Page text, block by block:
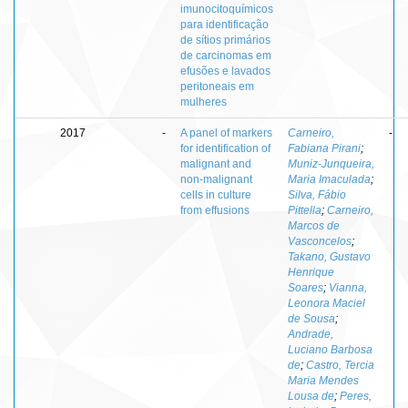
imunocitoquímicos
para identificação
de sítios primários
de carcinomas em
efusões e lavados
peritoneais em
mulheres
2017 -
A panel of markers
for identification of
malignant and
non-malignant
cells in culture
from effusions
Carneiro,
Fabiana Pirani;
Muniz-Junqueira,
Maria Imaculada;
Silva, Fábio
Pittella; Carneiro,
Marcos de
Vasconcelos;
Takano, Gustavo
Henrique
Soares; Vianna,
Leonora Maciel
de Sousa;
Andrade,
Luciano Barbosa
de; Castro, Tercia
Maria Mendes
Lousa de; Peres,
-